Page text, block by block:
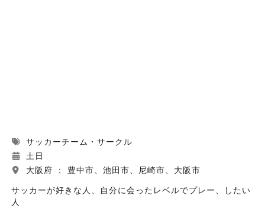
サッカーチーム・サークル
土日
大阪府 ： 豊中市、池田市、尼崎市、大阪市
サッカーが好きな人、自分に会ったレベルでプレー、したい
人